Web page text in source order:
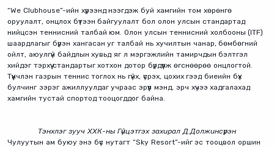
“We Clubhouse”-ийн хүрээнд нээгдэж буй хамгийн том хөрөнгө
оруулалт, онцлох бүтээн байгуулалт бол олон улсын стандартад
нийцсэн теннисний талбай юм. Олон улсын теннисний холбооны (ITF)
шаардлагыг бүрэн хангасан уг талбай нь хучилтын чанар, бөмбөгний
ойлт, аюулгүй байдлын хувьд яг л мэргэжлийн тамирчдын бэлтгэл
хийдэг тэрхүү стандартыг хотхон дотор бүрдүүлж өгснөөрөө онцлогтой.
Түүнчлэн газрын теннис тоглох нь гүйх, үсрэх, цохих гээд биеийн бүх
булчинг зэрэг ажиллуулдаг учраас эрүүл мэнд, эрч хүчээ хадгалахад
хамгийн тустай спортод тооцогддог байна.
Тэнхлэг зууч ХХК-ны Гүйцэтгэх захирал Д.Должинсүрэн
Чулуутын ам буюу энэ бүс нутагт “Sky Resort”-ийг эс тооцвол оршин